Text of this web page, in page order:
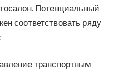
Потенциальный
соответствовать ряду
транспортным